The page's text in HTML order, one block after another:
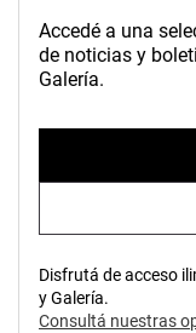
Accedé a una
de noticias y
Galería.
Disfrutá de acceso
y Galería.
Consultá nuestras